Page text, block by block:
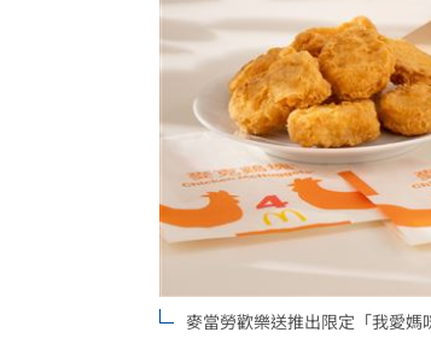
台灣彩券開獎直播中 20:31
LIVE三立+24小時直播 15:27
三立iNEWS新聞台線上直播
商場戰國來臨 台中「頂奢
台彩父親節推新刮刮樂千萬
「拍片人的多重宇宙」職涯
麥當勞歡樂送推出限定「我愛媽